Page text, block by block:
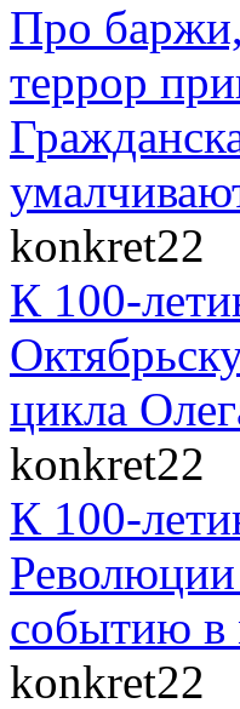
Про
террор
konkret22
К 100-
цикла
konkret22
К 100-
событию в
konkret22